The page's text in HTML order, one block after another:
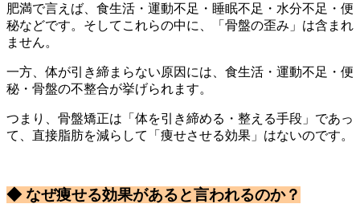
肥満で言えば、食生活・運動不足・睡眠不足・水分不足・便
秘などです。そしてこれらの中に、「骨盤の歪み」は含まれ
ません。
一方、体が引き締まらない原因には、食生活・運動不足・便
秘・骨盤の不整合が挙げられます。
つまり、骨盤矯正は「体を引き締める・整える手段」であっ
て、直接脂肪を減らして「痩せさせる効果」はないのです。
◆ なぜ痩せる効果があると言われるのか？